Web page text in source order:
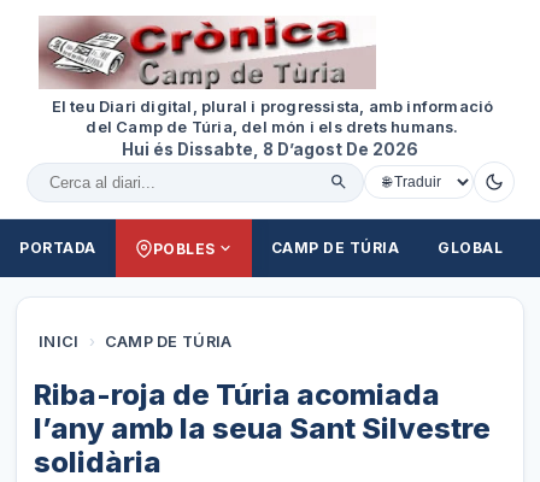
El teu Diari digital, plural i progressista, amb informació
del Camp de Túria, del món i els drets humans.
Hui és Dissabte, 8 D’agost De 2026
Cercar al diari
PORTADA POBLES CAMP DE TÚRIA GLOBAL
INICI › CAMP DE TÚRIA
Riba-roja de Túria acomiada
l’any amb la seua Sant Silvestre
solidària